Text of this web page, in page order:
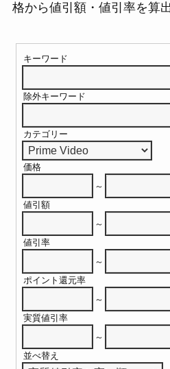
格から値引額・値引率を算
キーワード
除外キーワード
カテゴリー
価格
～
値引額
～
値引率
～
ポイント還元率
～
実質値引率
～
並べ替え